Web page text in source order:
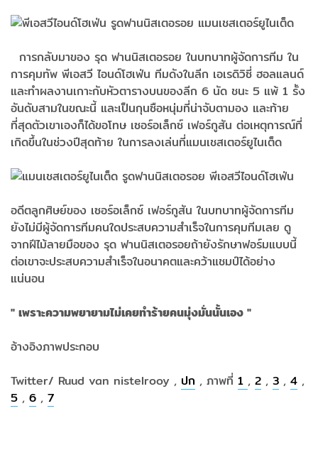
การกลับมาของ รุด ฟานนิสเตอรอย ในบทบาทผู้จัดการทีม ใน
การคุมทัพ พีเอสวี ไอนด์โฮเฟ่น ทีมดังในลีก เอเรดิวิซี่ ฮอลแลนด์
และทำผลงานเกาะกับหัวตารางบนของลีก 6 นัด ชนะ 5 แพ้ 1 รั้ง
อันดับสามในขณะนี้ และเป็นกุนซือหนุ่มที่น่าจับตามอง และท้าย
ที่สุดตัวเขาเองก็ได้ขอโทษ เซอร์อเล็กซ์ เฟอร์กูสัน ต่อเหตุการณ์ที่
เกิดขึ้นในช่วงปีสุดท้าย ในการลงเล่นที่แมนเชสเตอร์ยูไนเต็ด
อดีตลูกศิษย์ของ เซอร์อเล็กซ์ เฟอร์กูสัน ในบทบาทผู้จัดการทีม
ยังไม่มีผู้จัดการทีมคนใดประสบความสำเร็จในการคุมทีมเลย ดู
จากฝีไม้ลายมือของ รุด ฟานนิสเตอรอยถ้ายังรักษาฟอร์มแบบนี้
ต่อเขาจะประสบความสำเร็จในอนาคตและคว้าแชมป์ได้อย่าง
แน่นอน
" เพราะความพยายามไม่เคยทำร้ายคนมุ่งมั่นนั้นเอง "
อ้างอิงภาพประกอบ
Twitter/ Ruud van nistelrooy , ปก , ภาพที่ 1 , 2 , 3 , 4 ,
5 , 6 , 7